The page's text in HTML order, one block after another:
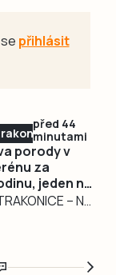
přihlásit
před 44
minutami
porody v
za
jeden na
stanici
– Na
záchranáři